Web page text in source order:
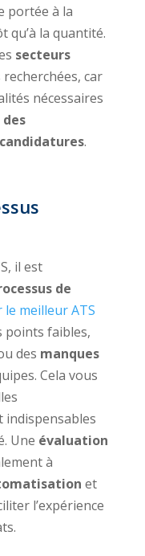
portée à la
qu’à la quantité.
secteurs
car
nécessaires
.
il est
de
le meilleur ATS
points faibles,
des manques
Cela vous
indispensables
Une évaluation
à
et
l’expérience